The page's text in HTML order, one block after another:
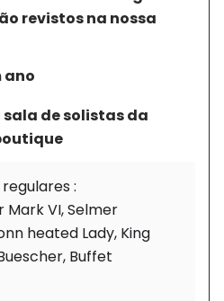
revistos na nossa
ano
de solistas da
:
Mark VI, Selmer
heated Lady, King
Buffet